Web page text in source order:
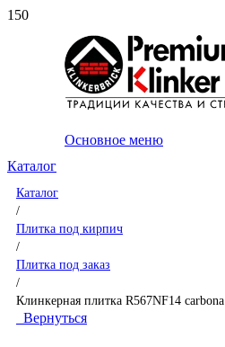
Основное меню
Каталог
Каталог
/
Плитка под кирпич
/
Плитка под заказ
/
Клинкерная плитка R567NF14 carbona
Вернуться